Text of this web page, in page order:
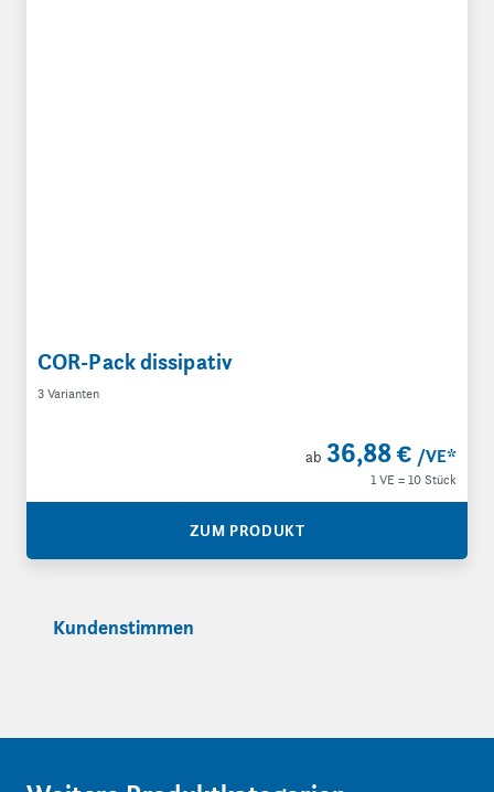
COR-Pack dissipativ
3 Varianten
ab 36,88 € /VE*
1 VE = 10 Stück
ZUM PRODUKT
Kundenstimmen